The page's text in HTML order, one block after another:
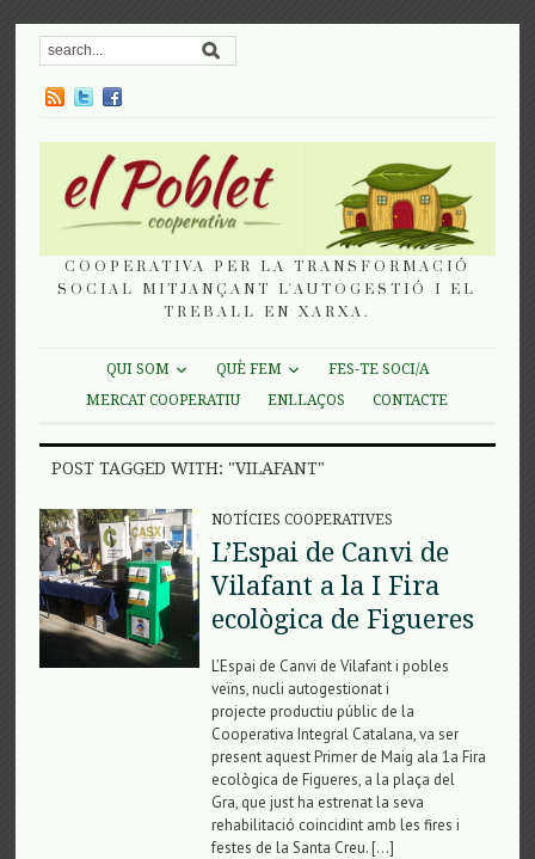
COOPERATIVA PER LA TRANSFORMACIÓ
SOCIAL MITJANÇANT L'AUTOGESTIÓ I EL
TREBALL EN XARXA.
QUI SOM QUÈ FEM
FES-TE SOCI/A
MERCAT COOPERATIU
ENLLAÇOS CONTACTE
POST TAGGED WITH: "VILAFANT"
NOTÍCIES COOPERATIVES
L’Espai de Canvi de
Vilafant a la I Fira
ecològica de Figueres
L’Espai de Canvi de Vilafant i pobles
veïns, nucli autogestionat i
projecte productiu públic de la
Cooperativa Integral Catalana, va ser
present aquest Primer de Maig ala 1a Fira
ecològica de Figueres, a la plaça del
Gra, que just ha estrenat la seva
rehabilitació coincidint amb les fires i
festes de la Santa Creu. […]